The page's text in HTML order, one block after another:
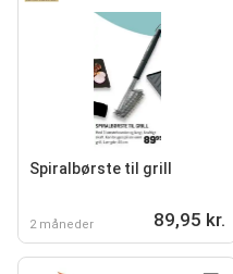
Spiralbørste til grill
2 måneder 89,95 kr.